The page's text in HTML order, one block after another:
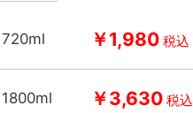
720ml ￥1,980 税込
1800ml ￥3,630 税込